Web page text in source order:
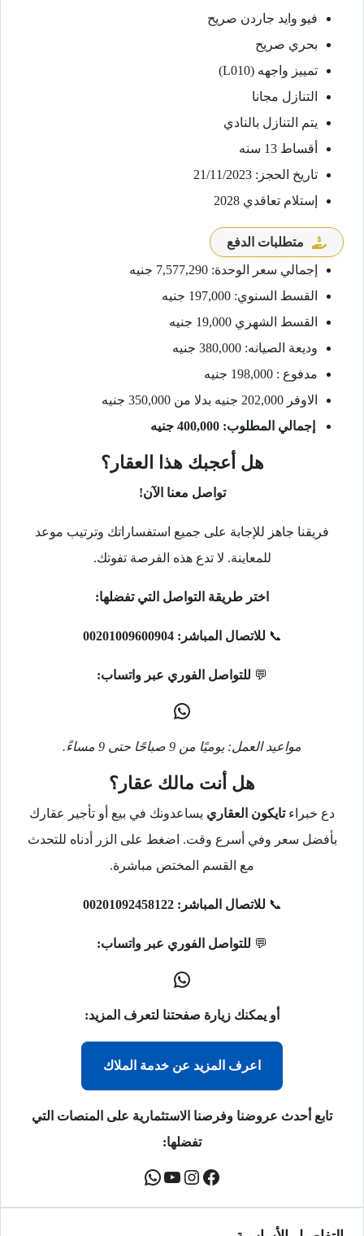
فيو وايد جاردن صريح
بحري صريح
تمييز واجهه (L010)
التنازل مجانا
يتم التنازل بالنادي
أقساط 13 سنه
تاريخ الحجز: 21/11/2023
إستلام تعاقدي 2028
متطلبات الدفع
إجمالي سعر الوحدة: 7,577,290 جنيه
القسط السنوي: 197,000 جنيه
القسط الشهري 19,000 جنيه
وديعة الصيانه: 380,000 جنيه
مدفوع : 198,000 جنيه
الاوفر 202,000 جنيه بدلا من 350,000 جنيه
إجمالي المطلوب: 400,000 جنيه
هل أعجبك هذا العقار؟
تواصل معنا الآن!
فريقنا جاهز للإجابة على جميع استفساراتك وترتيب موعد
للمعاينة. لا تدع هذه الفرصة تفوتك.
اختر طريقة التواصل التي تفضلها:
📞 للاتصال المباشر: 00201009600904
💬 للتواصل الفوري عبر واتساب:
مواعيد العمل: يوميًا من 9 صباحًا حتى 9 مساءً.
هل أنت مالك عقار؟
دع خبراءتايكون العقاري يساعدونك في بيع أو تأجير عقارك
بأفضل سعر وفي أسرع وقت. اضغط على الزر أدناه للتحدث
مع القسم المختص مباشرة.
📞 للاتصال المباشر: 00201092458122
💬 للتواصل الفوري عبر واتساب:
أو يمكنك زيارة صفحتنا لتعرف المزيد:
اعرف المزيد عن خدمة الملاك
تابع أحدث عروضنا وفرصنا الاستثمارية على المنصات التي
تفضلها: